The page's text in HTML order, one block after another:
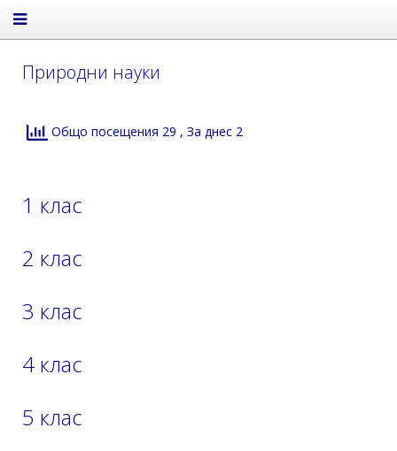
Природни науки
Общо посещения 29 , За днес 2
1 клас
2 клас
3 клас
4 клас
5 клас